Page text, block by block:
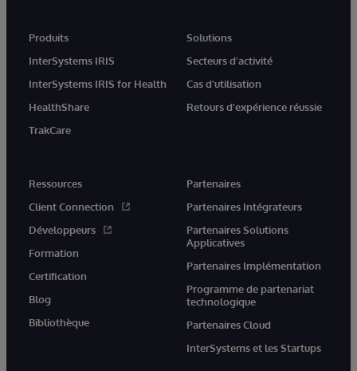
Produits
InterSystems IRIS
InterSystems IRIS for Health
HealthShare
TrakCare
Solutions
Secteurs d'activité
Cas d'utilisation
Retours d'expérience réussie
Ressources
Client Connection
Développeurs
Formation
Certification
Blog
Bibliothèque
Partenaires
Partenaires Intégrateurs
Partenaires Solutions
Applicatives
Partenaires Implémentation
Programme de partenariat
technologique
Partenaires Cloud
InterSystems et les Startups